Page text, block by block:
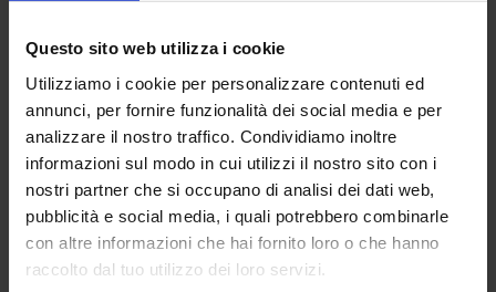
Questo sito web utilizza i cookie
Utilizziamo i cookie per personalizzare contenuti ed
annunci, per fornire funzionalità dei social media e per
analizzare il nostro traffico. Condividiamo inoltre
informazioni sul modo in cui utilizzi il nostro sito con i
nostri partner che si occupano di analisi dei dati web,
pubblicità e social media, i quali potrebbero combinarle
con altre informazioni che hai fornito loro o che hanno
raccolto dal tuo utilizzo dei loro servizi.
Ortopedia e
Traumatologia.
Intervista al Rettore